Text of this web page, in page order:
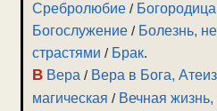
Сребролюбие / Богородица
Богослужение / Болезнь,
страстями / Брак.
В Вера / Вера в Бога,
магическая / Вечная